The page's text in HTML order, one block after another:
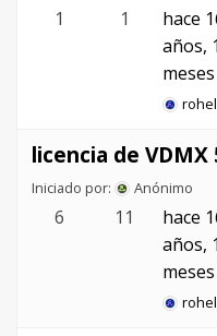
1 1
hace
años,
meses
rohel
licencia de VDMX
Iniciado por: Anónimo
6 11
hace
años,
meses
rohel